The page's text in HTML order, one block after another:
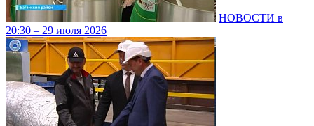
НОВОСТИ в
20:30 – 29 июля 2026